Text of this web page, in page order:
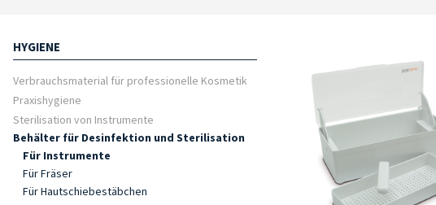
HYGIENE
Verbrauchsmaterial für professionelle Kosmetik
Praxishygiene
Sterilisation von Instrumente
Behälter für Desinfektion und Sterilisation
Für Instrumente
Für Fräser
Für Hautschiebestäbchen